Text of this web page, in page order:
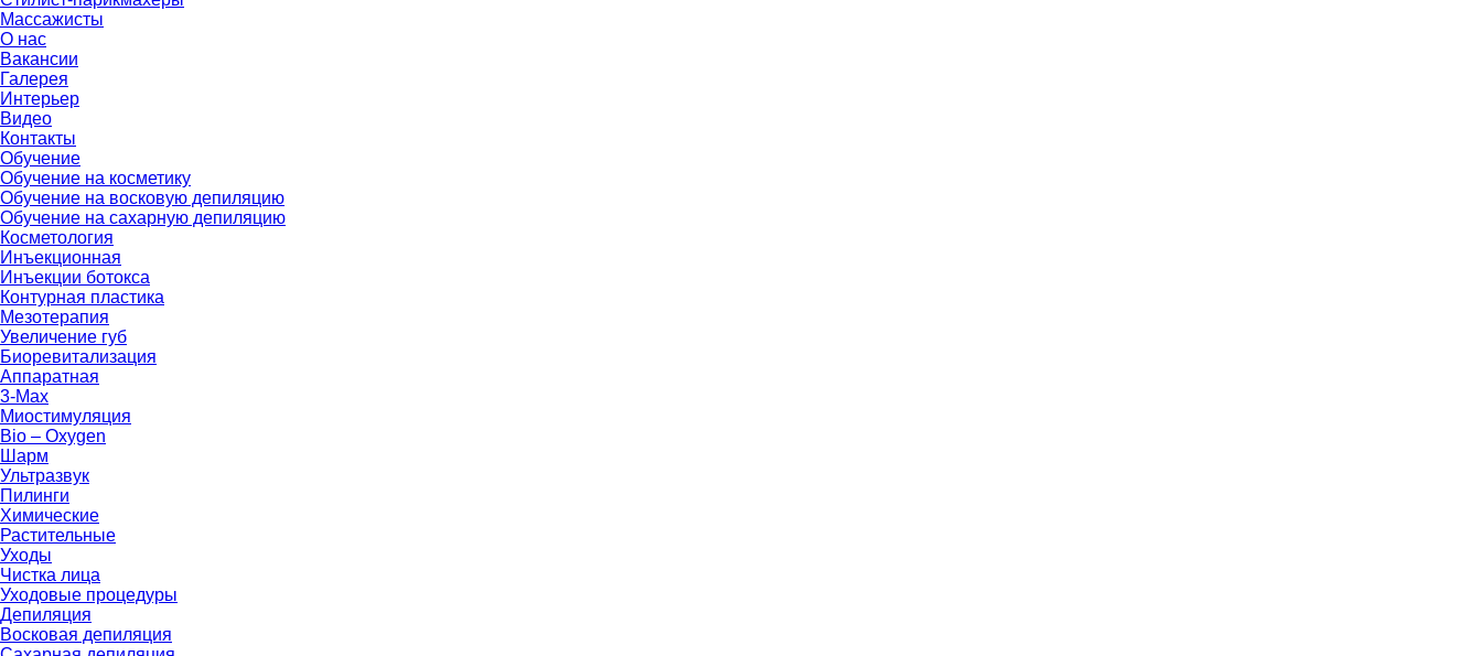
Массажисты
О нас
Вакансии
Галерея
Интерьер
Видео
Контакты
Обучение
Обучение на косметику
Обучение на восковую депиляцию
Обучение на сахарную депиляцию
Косметология
Инъекционная
Инъекции ботокса
Контурная пластика
Мезотерапия
Увеличение губ
Биоревитализация
Аппаратная
3-Max
Миостимуляция
Bio – Oxygen
Шарм
Ультразвук
Пилинги
Химические
Растительные
Уходы
Чистка лица
Уходовые процедуры
Депиляция
Восковая депиляция